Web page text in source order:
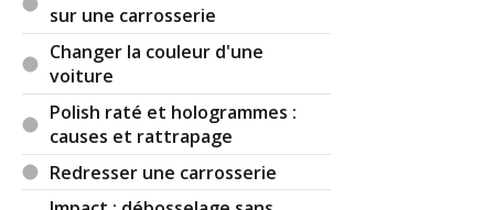
Réagir à ce commentaire
(Votre post sera visible sous le commentaire)
Parluc(Date : 2019-01-16 11:13:08)
sur une carrosserie
Changer la couleur d'une
voiture
Polish raté et hologrammes :
causes et rattrapage
Redresser une carrosserie